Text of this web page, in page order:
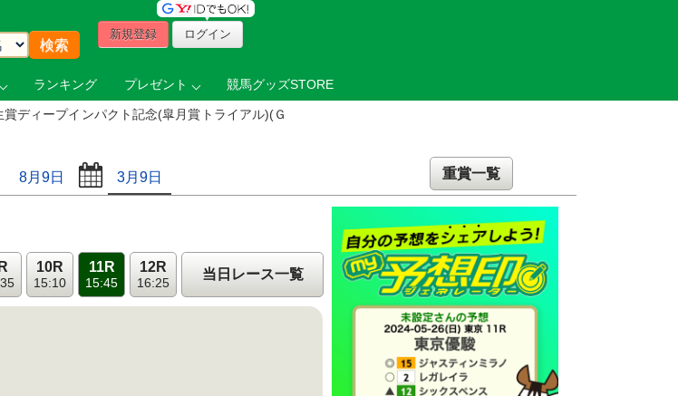
新規登録 ログイン
ランキング プレゼント 競馬グッズSTORE
ディープインパクト記念(皐月賞トライアル)(Ｇ
8月9日 3月9日 重賞一覧
10R
15:10
11R
15:45
12R
16:25
当日レース一覧